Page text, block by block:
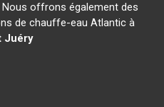
offrons également des
de chauffe-eau Atlantic à
Juéry